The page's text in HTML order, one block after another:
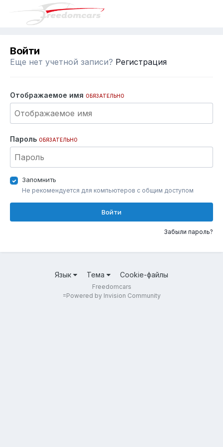
Войти
Еще нет учетной записи? Регистрация
Отображаемое имя ОБЯЗАТЕЛЬНО
Пароль ОБЯЗАТЕЛЬНО
Запомнить
Не рекомендуется для компьютеров с общим доступом
Войти
Забыли пароль?
Язык Тема Cookie-файлы
Freedomcars
=Powered by Invision Community